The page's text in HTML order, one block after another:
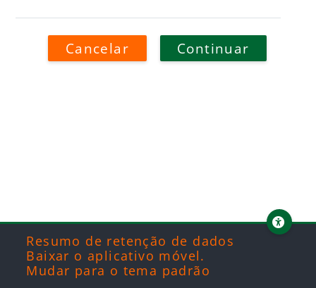
Cancelar Continuar
Resumo de retenção de dados
Baixar o aplicativo móvel.
Mudar para o tema padrão